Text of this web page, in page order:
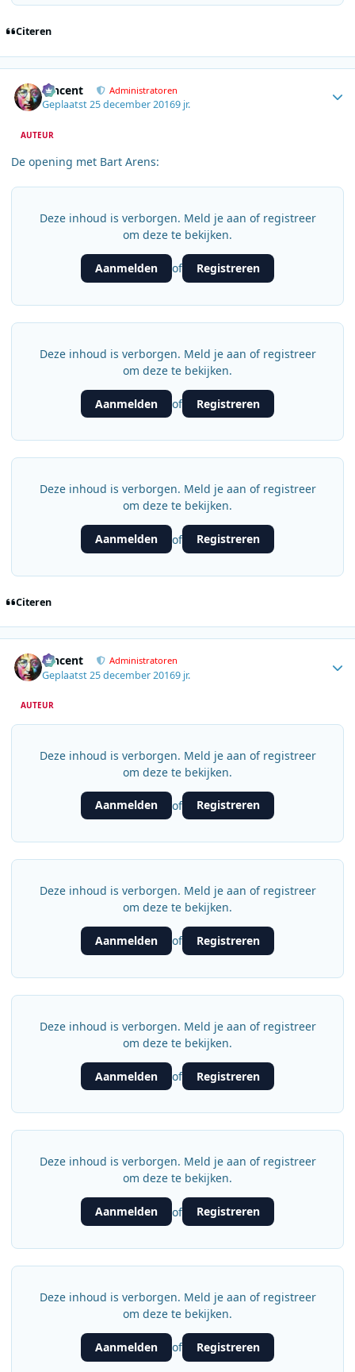
Citeren
Vincent Administratoren
Geplaatst25 december 20169 jr.
AUTEUR
De opening met Bart Arens:
Deze inhoud is verborgen. Meld je aan of registreer
om deze te bekijken.
Aanmelden of Registreren
Deze inhoud is verborgen. Meld je aan of registreer
om deze te bekijken.
Aanmelden of Registreren
Deze inhoud is verborgen. Meld je aan of registreer
om deze te bekijken.
Aanmelden of Registreren
Citeren
Vincent Administratoren
Geplaatst25 december 20169 jr.
AUTEUR
Deze inhoud is verborgen. Meld je aan of registreer
om deze te bekijken.
Aanmelden of Registreren
Deze inhoud is verborgen. Meld je aan of registreer
om deze te bekijken.
Aanmelden of Registreren
Deze inhoud is verborgen. Meld je aan of registreer
om deze te bekijken.
Aanmelden of Registreren
Deze inhoud is verborgen. Meld je aan of registreer
om deze te bekijken.
Aanmelden of Registreren
Deze inhoud is verborgen. Meld je aan of registreer
om deze te bekijken.
Aanmelden of Registreren